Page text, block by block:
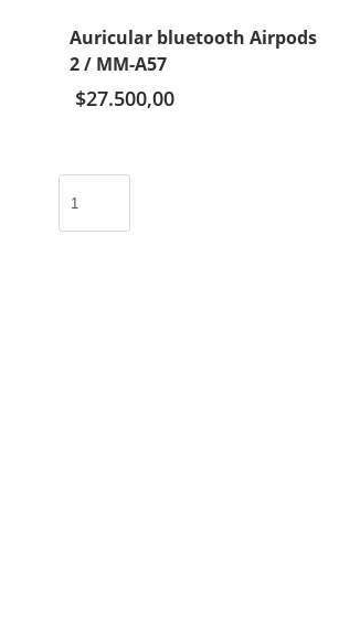
Auricular bluetooth Airpods
2 / MM-A57
$27.500,00
bluetooth
Airpods